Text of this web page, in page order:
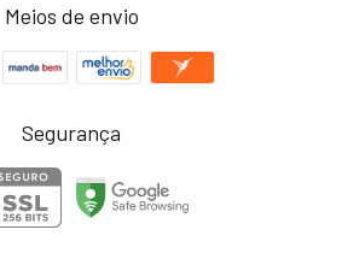
Meios de envio
Segurança